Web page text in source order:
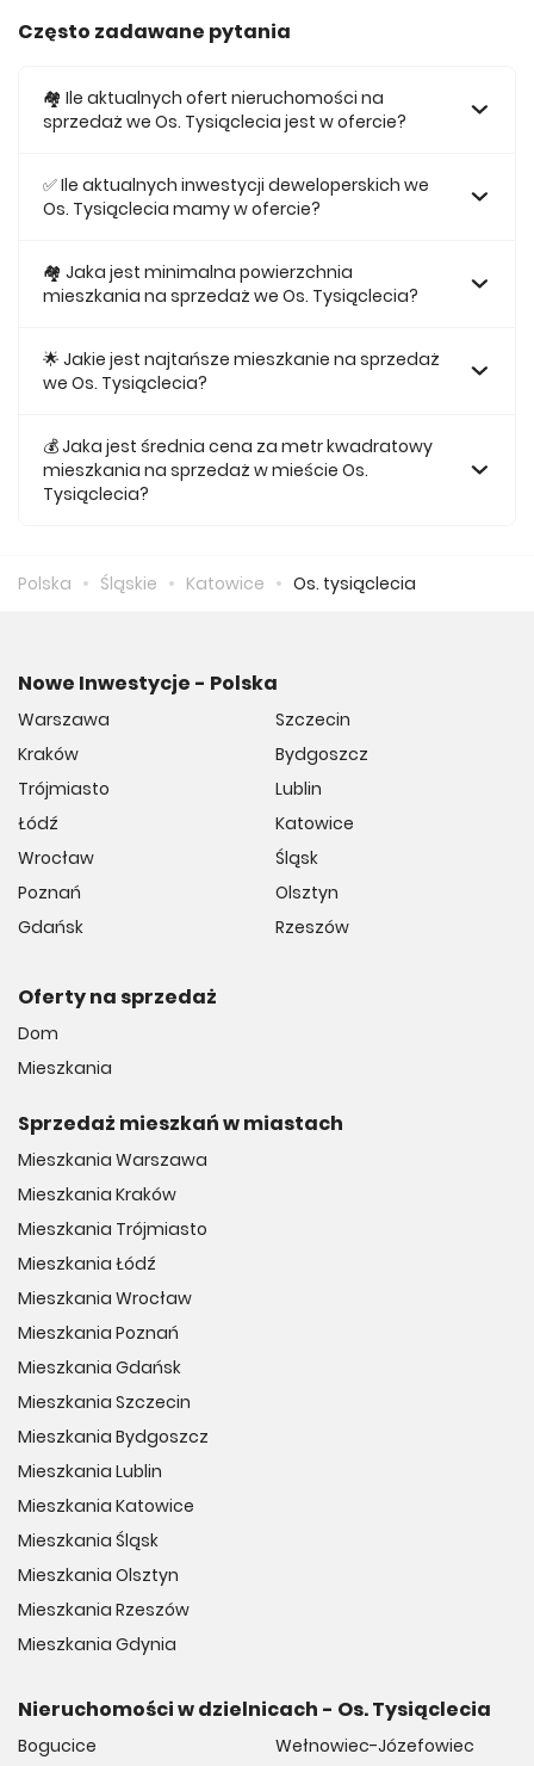
Często zadawane pytania
🏘️ Ile aktualnych ofert nieruchomości na
sprzedaż we Os. Tysiąclecia jest w ofercie?
we Os. Tysiąclecia.
✅ Ile aktualnych inwestycji deweloperskich we
Os. Tysiąclecia mamy w ofercie?
we Os. Tysiąclecia.
🏘 Jaka jest minimalna powierzchnia
mieszkania na sprzedaż we Os. Tysiąclecia?
Tysiąclecia jest 26,52.
🌟 Jakie jest najtańsze mieszkanie na sprzedaż
we Os. Tysiąclecia?
naszej ofercie kosztuje 352 000 zł.
💰 Jaka jest średnia cena za metr kwadratowy
mieszkania na sprzedaż w mieście Os.
Tysiąclecia?
Polska Śląskie Katowice Os. tysiąclecia
Nowe Inwestycje - Polska
Warszawa
Kraków
Trójmiasto
Łódź
Wrocław
Poznań
Gdańsk
Szczecin
Bydgoszcz
Lublin
Katowice
Śląsk
Olsztyn
Rzeszów
Oferty na sprzedaż
Dom
Mieszkania
Sprzedaż mieszkań w miastach
Mieszkania Warszawa
Mieszkania Kraków
Mieszkania Trójmiasto
Mieszkania Łódź
Mieszkania Wrocław
Mieszkania Poznań
Mieszkania Gdańsk
Mieszkania Szczecin
Mieszkania Bydgoszcz
Mieszkania Lublin
Mieszkania Katowice
Mieszkania Śląsk
Mieszkania Olsztyn
Mieszkania Rzeszów
Mieszkania Gdynia
Nieruchomości w dzielnicach - Os. Tysiąclecia
Bogucice
Wełnowiec-Józefowiec